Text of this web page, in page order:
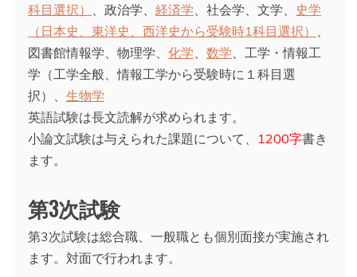
科目選択）
、政治学、 経済学 、社会学、文学、 史学
（日本史、東洋史、西洋史から受験時1科目選択）
図書館情報学、物理学、 化学 数学 、工学・情報工
学（工学全般、情報工学から受験時に１科目選
択）、 生物学
英語試験は長文読解が求められます。
小論文試験は与えられた課題について、 1200字書き
ます。
第3次試験
第3次試験は総合職、一般職とも個別面接が実施され
ます。対面で行われます。